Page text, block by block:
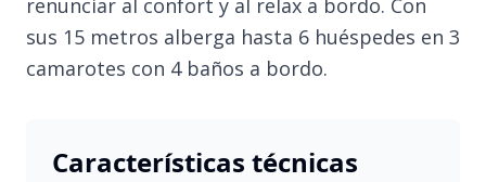
renunciar al confort y al relax a bordo. Con
sus 15 metros alberga hasta 6 huéspedes en 3
camarotes con 4 baños a bordo.
Características técnicas